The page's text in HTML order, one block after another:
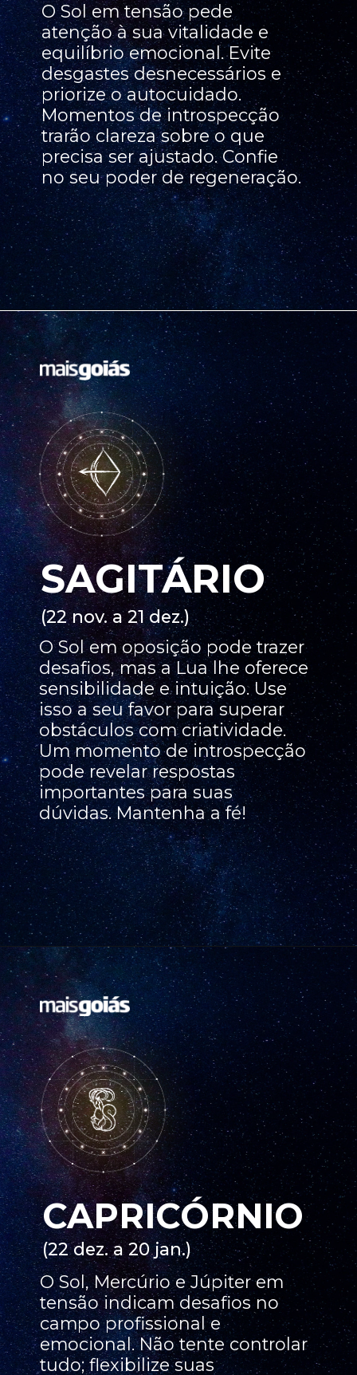
O Sol em tensão pede
atenção à sua vitalidade e
equilíbrio emocional. Evite
desgastes desnecessários e
priorize o autocuidado.
Momentos de introspecção
trarão clareza sobre o que
precisa ser ajustado. Confie
no seu poder de regeneração.
SAGITÁRIO
(22 nov. a 21 dez.)
O Sol em oposição pode trazer
desafios, mas a Lua lhe oferece
sensibilidade e intuição. Use
isso a seu favor para superar
obstáculos com criatividade.
Um momento de introspecção
pode revelar respostas
importantes para suas
dúvidas. Mantenha a fé!
CAPRICÓRNIO
(22 dez. a 20 jan.)
O Sol, Mercúrio e Júpiter em
tensão indicam desafios no
campo profissional e
emocional. Não tente controlar
tudo; flexibilize suas